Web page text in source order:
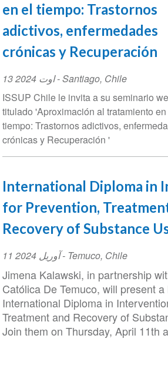
en el tiempo:
adictivos,
crónicas y
Event
Date
13 اوت 2024-Santiago,Chile
ISSUP Chile le invita a su
titulado 'Aproximación al
tiempo: Trastornos adictivos,
crónicas y Recuperación '
International
for Prevention,
Recovery of
Event
Date
11 آوریل 2024-Temuco,Chile
Jimena Kalawski, in
Católica De Temuco, will
International Diploma in
Treatment and Recovery of
Join them on Thursday, April